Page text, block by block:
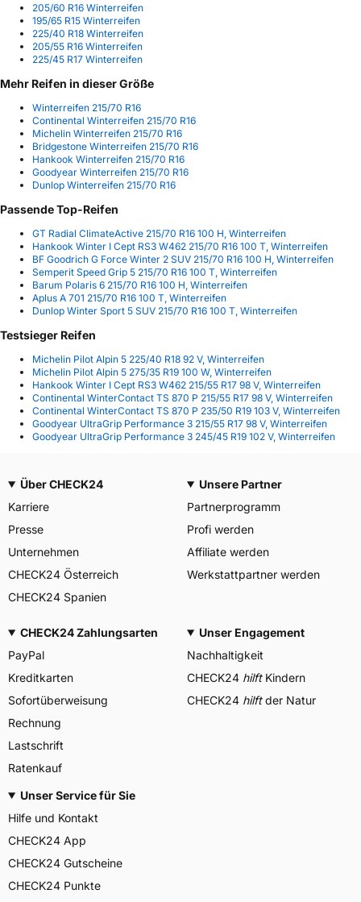
205/60 R16 Winterreifen
195/65 R15 Winterreifen
225/40 R18 Winterreifen
205/55 R16 Winterreifen
225/45 R17 Winterreifen
Mehr Reifen in dieser Größe
Winterreifen 215/70 R16
Continental Winterreifen 215/70 R16
Michelin Winterreifen 215/70 R16
Bridgestone Winterreifen 215/70 R16
Hankook Winterreifen 215/70 R16
Goodyear Winterreifen 215/70 R16
Dunlop Winterreifen 215/70 R16
Passende Top-Reifen
GT Radial ClimateActive 215/70 R16 100 H, Winterreifen
Hankook Winter I Cept RS3 W462 215/70 R16 100 T, Winterreifen
BF Goodrich G Force Winter 2 SUV 215/70 R16 100 H, Winterreifen
Semperit Speed Grip 5 215/70 R16 100 T, Winterreifen
Barum Polaris 6 215/70 R16 100 H, Winterreifen
Aplus A 701 215/70 R16 100 T, Winterreifen
Dunlop Winter Sport 5 SUV 215/70 R16 100 T, Winterreifen
Testsieger Reifen
Michelin Pilot Alpin 5 225/40 R18 92 V, Winterreifen
Michelin Pilot Alpin 5 275/35 R19 100 W, Winterreifen
Hankook Winter I Cept RS3 W462 215/55 R17 98 V, Winterreifen
Continental WinterContact TS 870 P 215/55 R17 98 V, Winterreifen
Continental WinterContact TS 870 P 235/50 R19 103 V, Winterreifen
Goodyear UltraGrip Performance 3 215/55 R17 98 V, Winterreifen
Goodyear UltraGrip Performance 3 245/45 R19 102 V, Winterreifen
Über CHECK24
Karriere
Presse
Unternehmen
CHECK24 Österreich
CHECK24 Spanien
Unsere Partner
Partnerprogramm
Profi werden
Affiliate werden
Werkstattpartner werden
CHECK24 Zahlungsarten
PayPal
Kreditkarten
Sofortüberweisung
Rechnung
Lastschrift
Ratenkauf
Unser Engagement
Nachhaltigkeit
CHECK24 hilftKindern
CHECK24 hilftder Natur
Unser Service für Sie
Hilfe und Kontakt
CHECK24 App
CHECK24 Gutscheine
CHECK24 Punkte